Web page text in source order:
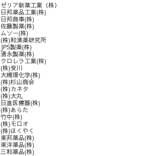
ゼリア新薬工業（株）
日邦薬品工業(株)
日邦商事(株)
佐藤製薬(株)
ムソー(株)
(株)和漢薬研究所
JPS製薬(株)
湧永製薬(株)
クロレラ工業(株)
(株)受川
大槻理化学(株)
(株)杉山商会
(株)カネタ
(株)大丸
日進医療器(株)
(株)あらた
竹中(株)
(株)モロオ
(株)ほくやく
東邦薬品(株)
東洋薬品(株)
三和薬品(株)